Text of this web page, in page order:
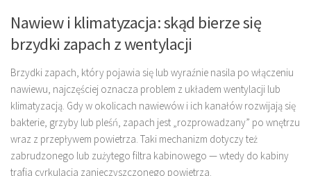
Nawiew i klimatyzacja: skąd bierze się
brzydki zapach z wentylacji
Brzydki zapach, który pojawia się lub wyraźnie nasila po włączeniu
nawiewu, najczęściej oznacza problem z układem wentylacji lub
klimatyzacją. Gdy w okolicach nawiewów i ich kanałów rozwijają się
bakterie, grzyby lub pleśń, zapach jest „rozprowadzany” po wnętrzu
wraz z przepływem powietrza. Taki mechanizm dotyczy też
zabrudzonego lub zużytego filtra kabinowego — wtedy do kabiny
trafia cyrkulacja zanieczyszczonego powietrza.